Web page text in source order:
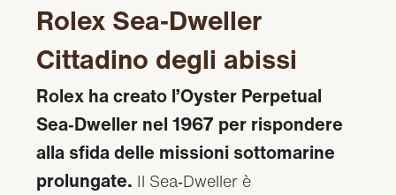
Rolex Sea‑Dweller
Cittadino degli abissi
Rolex ha creato l’Oyster Perpetual
Sea‑Dweller nel 1967 per rispondere
alla sfida delle missioni sottomarine
prolungate. Il Sea‑Dweller è